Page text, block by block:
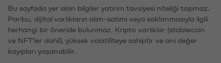
Bu sayfada yer alan bilgiler yatırım tavsiyesi niteliği taşımaz.
Paribu, dijital varlıkların alım-satımı veya saklanmasıyla ilgili
herhangi bir öneride bulunmaz. Kripto varlıklar (stablecoin
ve NFT'ler dahil), yüksek volatiliteye sahiptir ve ani değer
kayıpları yaşanabilir.